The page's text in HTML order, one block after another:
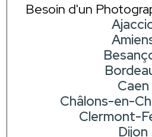
Besoin d'un
Caen
Châlons-en-
Clermont-
Dijon